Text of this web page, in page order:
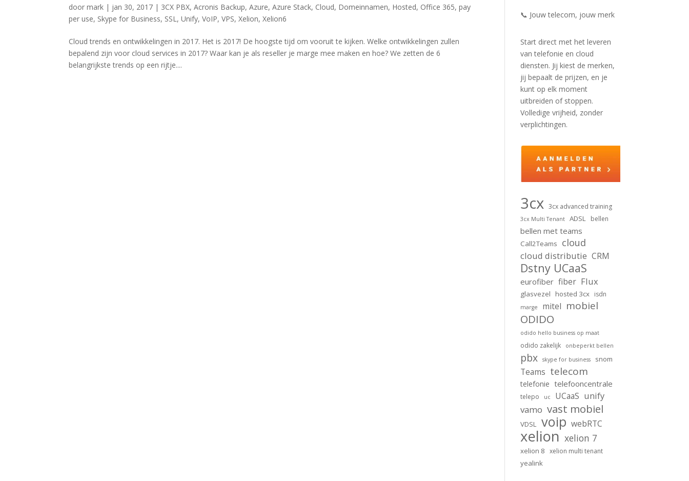
doormark | jan 30, 2017 | 3CX PBX,Acronis Backup,Azure,Azure Stack, Cloud, Domeinnamen, Hosted, Office 365,pay
per use, Skype for Business, SSL,Unify,VoIP,VPS,Xelion,Xelion6
Cloud trends en ontwikkelingen in 2017. Het is 2017! De hoogste tijd om vooruit te kijken. Welke ontwikkelingen zullen
bepalend zijn voor cloud services in 2017? Waar kan je als reseller je marge mee maken en hoe? We zetten de 6
belangrijkste trends op een rijtje....
📞 Jouw telecom, jouw merk
Start direct met het leveren
van telefonie en cloud
diensten. Jij kiest de merken,
jij bepaalt de prijzen, en je
kunt op elk moment
uitbreiden of stoppen.
Volledige vrijheid, zonder
verplichtingen.
3cx 3cx advanced training
3cx Multi Tenant ADSL bellen
bellen met teams
Call2Teams cloud
cloud distributie CRM
Dstny UCaaS
eurofiber fiber Flux
glasvezel hosted 3cx isdn
marge mitel mobiel
ODIDO
odido hello business op maat
odido zakelijk onbeperkt bellen
pbx skype for business snom
Teams telecom
telefonie telefooncentrale
telepo uc UCaaS unify
vamo vast mobiel
VDSL voip webRTC
xelion xelion 7
xelion 8 xelion multi tenant
yealink